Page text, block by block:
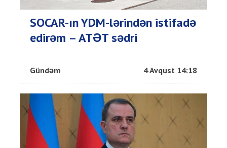
SOCAR-ın YDM-lərindən istifadə
edirəm – ATƏT sədri
Gündəm 4 Avqust 14:18